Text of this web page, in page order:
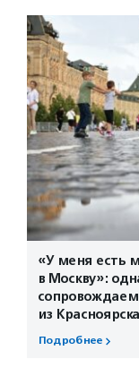
«У меня есть
в Москву»:
из Красноярска
Подробнее